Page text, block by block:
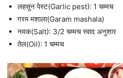
लहसुन पेस्ट(Garlic pest): 1 चम्मच
गरम मशाला(Garam mashala)
नमक(Salt): 3/2 चम्मच स्वाद अनुशार
तेल(Oil): 1 चम्मच